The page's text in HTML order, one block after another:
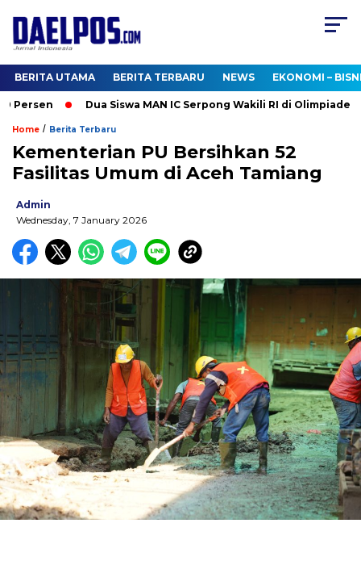
BERITA UTAMA BERITA TERBARU NEWS EKONOMI –
Dua Siswa MAN IC Serpong Wakili RI di Olimpiade
Home / Berita Terbaru
Kementerian PU Bersihkan 52
Fasilitas Umum di Aceh Tamiang
Admin
Wednesday, 7 January 2026